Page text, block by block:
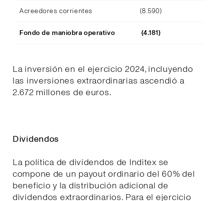
Acreedores corrientes (8.590)
Fondo de maniobra operativo (4.181)
La inversión en el ejercicio 2024, incluyendo
las inversiones extraordinarias ascendió a
2.672 millones de euros.
Dividendos
La política de dividendos de Inditex se
compone de un payout ordinario del 60% del
beneficio y la distribución adicional de
dividendos extraordinarios. Para el ejercicio